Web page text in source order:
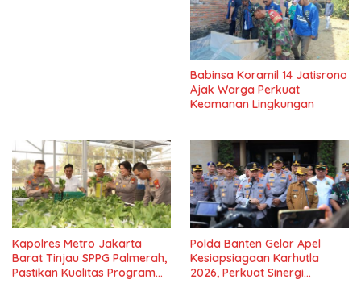
Babinsa Koramil 14 Jatisrono
Ajak Warga Perkuat
Keamanan Lingkungan
Kapolres Metro Jakarta
Barat Tinjau SPPG Palmerah,
Pastikan Kualitas Program
Polda Banten Gelar Apel
Kesiapsiagaan Karhutla
2026, Perkuat Sinergi